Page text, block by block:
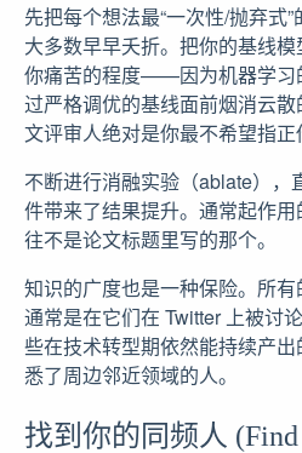
先把每个想法最“一次性/抛弃式
大多数早早夭折。把你的基线
你痛苦的程度——因为机器学习
过严格调优的基线面前烟消云散
文评审人绝对是你最不希望指正
不断进行消融实验（ablate），
件带来了结果提升。通常起作
往不是论文标题里写的那个。
知识的广度也是一种保险。所
通常是在它们在 Twitter 上被讨
些在技术转型期依然能持续产
悉了周边邻近领域的人。
找到你的同频人 (Find